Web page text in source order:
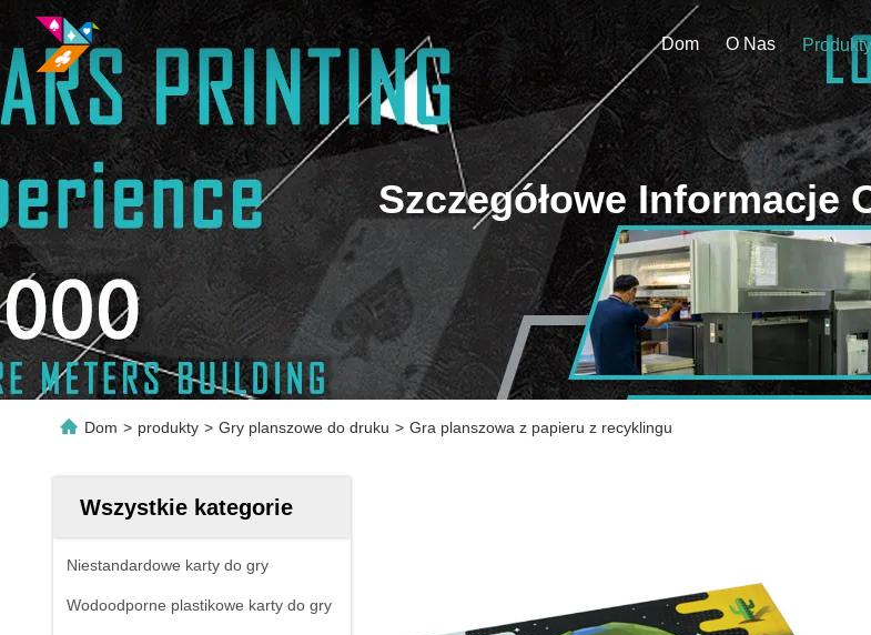
Dom O Nas Produkty
Szczegółowe Informacje
Dom > produkty > Gry planszowe do druku > Gra planszowa z papieru z recyklingu
Wszystkie kategorie
Niestandardowe karty do gry
Wodoodporne plastikowe karty do gry